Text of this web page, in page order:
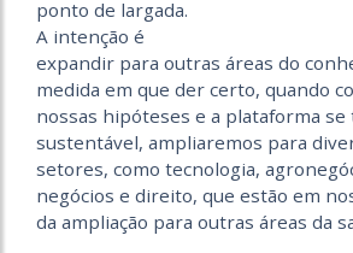
ponto de largada.
A intenção é
expandir para outras áreas do
medida em que der certo, quando
nossas hipóteses e a plataforma
sustentável, ampliaremos para
setores, como tecnologia,
negócios e direito, que estão em
da ampliação para outras áreas da